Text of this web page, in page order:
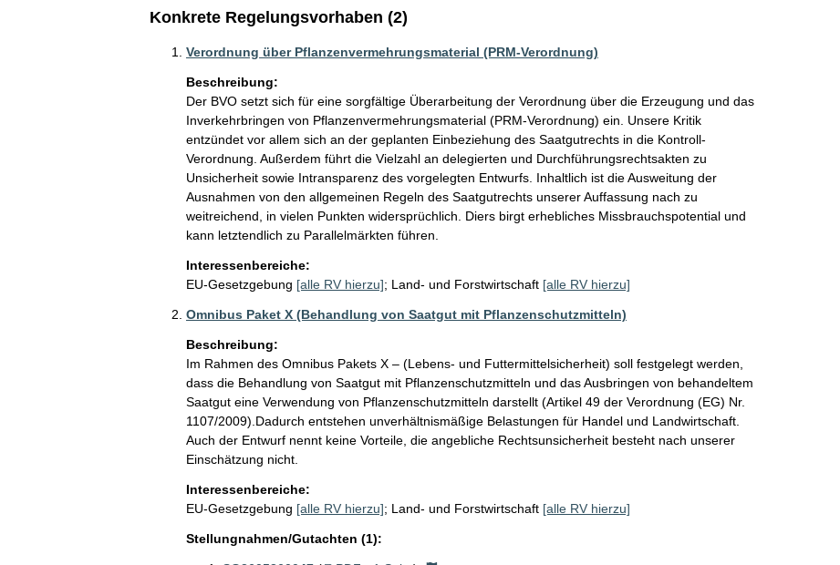
Konkrete Regelungsvorhaben (2)
Verordnung über Pflanzenvermehrungsmaterial (PRM-Verordnung)
Beschreibung:
Der BVO setzt sich für eine sorgfältige Überarbeitung der Verordnung über die Erzeugung und das
Inverkehrbringen von Pflanzenvermehrungsmaterial (PRM-Verordnung) ein. Unsere Kritik
entzündet vor allem sich an der geplanten Einbeziehung des Saatgutrechts in die Kontroll-
Verordnung. Außerdem führt die Vielzahl an delegierten und Durchführungsrechtsakten zu
Unsicherheit sowie Intransparenz des vorgelegten Entwurfs. Inhaltlich ist die Ausweitung der
Ausnahmen von den allgemeinen Regeln des Saatgutrechts unserer Auffassung nach zu
weitreichend, in vielen Punkten widersprüchlich. Diers birgt erhebliches Missbrauchspotential und
kann letztendlich zu Parallelmärkten führen.
Interessenbereiche:
EU-Gesetzgebung [alle RV hierzu]; Land- und Forstwirtschaft [alle RV hierzu]
Omnibus Paket X (Behandlung von Saatgut mit Pflanzenschutzmitteln)
Beschreibung:
Im Rahmen des Omnibus Pakets X – (Lebens- und Futtermittelsicherheit) soll festgelegt werden,
dass die Behandlung von Saatgut mit Pflanzenschutzmitteln und das Ausbringen von behandeltem
Saatgut eine Verwendung von Pflanzenschutzmitteln darstellt (Artikel 49 der Verordnung (EG) Nr.
1107/2009).Dadurch entstehen unverhältnismäßige Belastungen für Handel und Landwirtschaft.
Auch der Entwurf nennt keine Vorteile, die angebliche Rechtsunsicherheit besteht nach unserer
Einschätzung nicht.
Interessenbereiche:
EU-Gesetzgebung [alle RV hierzu]; Land- und Forstwirtschaft [alle RV hierzu]
Stellungnahmen/Gutachten (1):